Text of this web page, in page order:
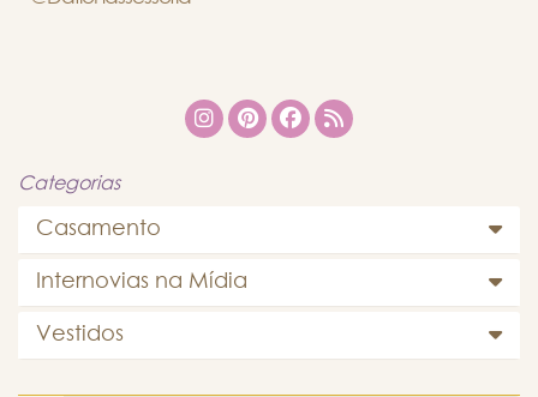
Categorias
Casamento
Internovias na Mídia
Vestidos